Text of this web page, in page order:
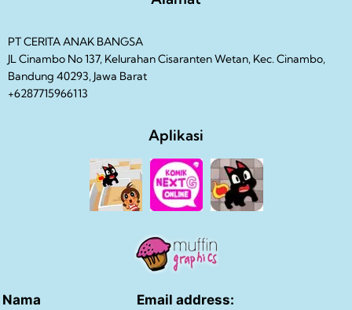
PT CERITA ANAK BANGSA
JL Cinambo No 137, Kelurahan Cisaranten Wetan, Kec. Cinambo,
Bandung 40293, Jawa Barat
+6287715966113
Aplikasi
Nama Email address: